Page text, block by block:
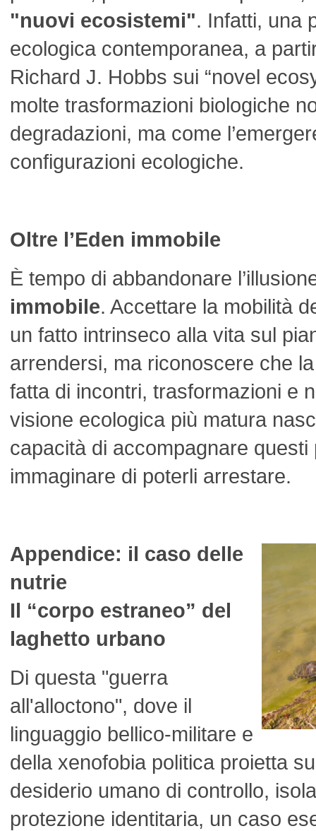
"nuovi ecosistemi". Infatti, una
ecologica contemporanea, a
Richard J. Hobbs sui “novel
molte trasformazioni biologiche
degradazioni, ma come
configurazioni ecologiche.
Oltre l’Eden immobile
È tempo di abbandonare
immobile. Accettare la mobilità
un fatto intrinseco alla vita sul
arrendersi, ma riconoscere che
fatta di incontri, trasformazioni e
visione ecologica più matura
capacità di accompagnare
immaginare di poterli arrestare.
Appendice: il caso delle
nutrie
Il “corpo estraneo” del
laghetto urbano
Di questa "guerra
all'alloctono", dove il
linguaggio bellico-militare e
della xenofobia politica proietta
desiderio umano di controllo,
protezione identitaria, un caso